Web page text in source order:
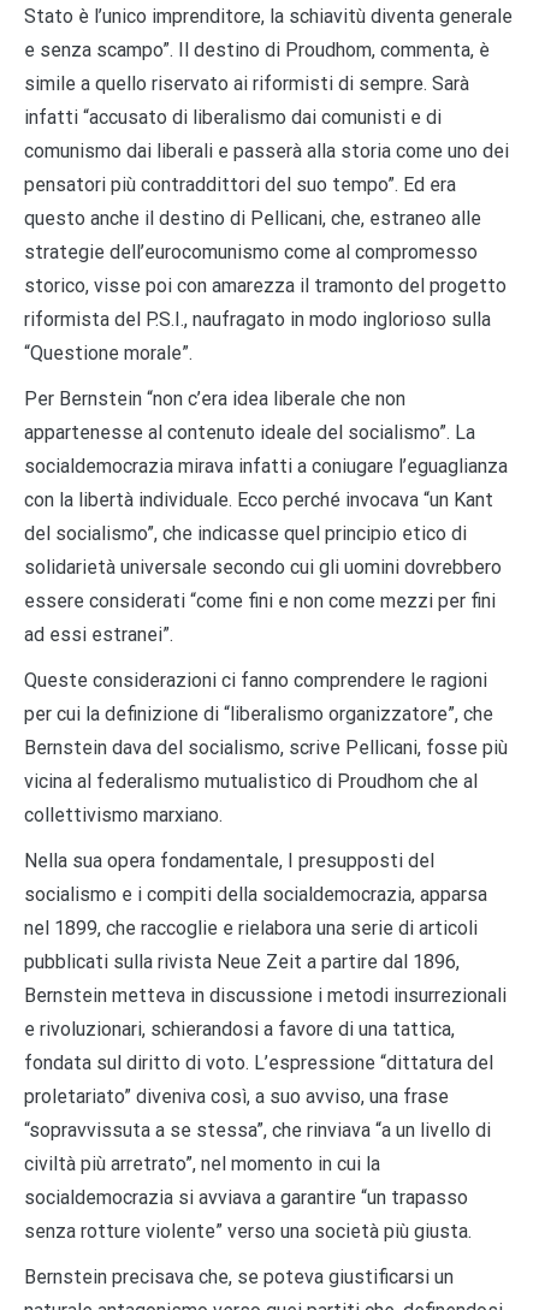
Stato è l’unico imprenditore, la schiavitù diventa generale
e senza scampo”. Il destino di Proudhom, commenta, è
simile a quello riservato ai riformisti di sempre. Sarà
infatti “accusato di liberalismo dai comunisti e di
comunismo dai liberali e passerà alla storia come uno dei
pensatori più contraddittori del suo tempo”. Ed era
questo anche il destino di Pellicani, che, estraneo alle
strategie dell’eurocomunismo come al compromesso
storico, visse poi con amarezza il tramonto del progetto
riformista del P.S.I., naufragato in modo inglorioso sulla
“Questione morale”.
Per Bernstein “non c’era idea liberale che non
appartenesse al contenuto ideale del socialismo”. La
socialdemocrazia mirava infatti a coniugare l’eguaglianza
con la libertà individuale. Ecco perché invocava “un Kant
del socialismo”, che indicasse quel principio etico di
solidarietà universale secondo cui gli uomini dovrebbero
essere considerati “come fini e non come mezzi per fini
ad essi estranei”.
Queste considerazioni ci fanno comprendere le ragioni
per cui la definizione di “liberalismo organizzatore”, che
Bernstein dava del socialismo, scrive Pellicani, fosse più
vicina al federalismo mutualistico di Proudhom che al
collettivismo marxiano.
Nella sua opera fondamentale, I presupposti del
socialismo e i compiti della socialdemocrazia, apparsa
nel 1899, che raccoglie e rielabora una serie di articoli
pubblicati sulla rivista Neue Zeit a partire dal 1896,
Bernstein metteva in discussione i metodi insurrezionali
e rivoluzionari, schierandosi a favore di una tattica,
fondata sul diritto di voto. L’espressione “dittatura del
proletariato” diveniva così, a suo avviso, una frase
“sopravvissuta a se stessa”, che rinviava “a un livello di
civiltà più arretrato”, nel momento in cui la
socialdemocrazia si avviava a garantire “un trapasso
senza rotture violente” verso una società più giusta.
Bernstein precisava che, se poteva giustificarsi un